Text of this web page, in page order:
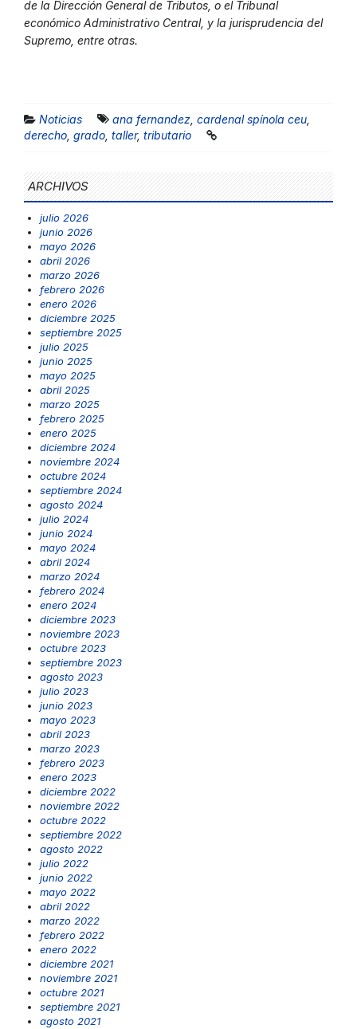
de la Dirección General de Tributos, o el Tribunal
económico Administrativo Central, y la jurisprudencia del
Supremo, entre otras.
Noticias ana fernandez cardenal spínola ceu
derecho grado taller, tributario
ARCHIVOS
julio 2026
junio 2026
mayo 2026
abril 2026
marzo 2026
febrero 2026
enero 2026
diciembre 2025
septiembre 2025
julio 2025
junio 2025
mayo 2025
abril 2025
marzo 2025
febrero 2025
enero 2025
diciembre 2024
noviembre 2024
octubre 2024
septiembre 2024
agosto 2024
julio 2024
junio 2024
mayo 2024
abril 2024
marzo 2024
febrero 2024
enero 2024
diciembre 2023
noviembre 2023
octubre 2023
septiembre 2023
agosto 2023
julio 2023
junio 2023
mayo 2023
abril 2023
marzo 2023
febrero 2023
enero 2023
diciembre 2022
noviembre 2022
octubre 2022
septiembre 2022
agosto 2022
julio 2022
junio 2022
mayo 2022
abril 2022
marzo 2022
febrero 2022
enero 2022
diciembre 2021
noviembre 2021
octubre 2021
septiembre 2021
agosto 2021